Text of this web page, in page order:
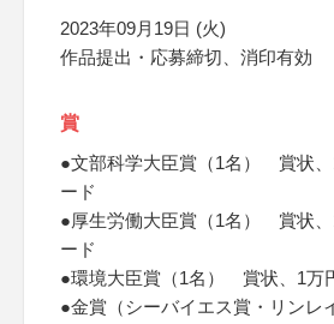
2023年09月19日 (火)
作品提出・応募締切、消印有効
賞
●文部科学大臣賞（1名） 賞状、
ード
●厚生労働大臣賞（1名） 賞状、
ード
●環境大臣賞（1名） 賞状、1万
●金賞（シーバイエス賞・リンレ